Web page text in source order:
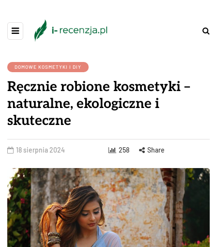
DOMOWE KOSMETYKI I DIY
Ręcznie robione kosmetyki –
naturalne, ekologiczne i
skuteczne
18 sierpnia 2024 258 Share